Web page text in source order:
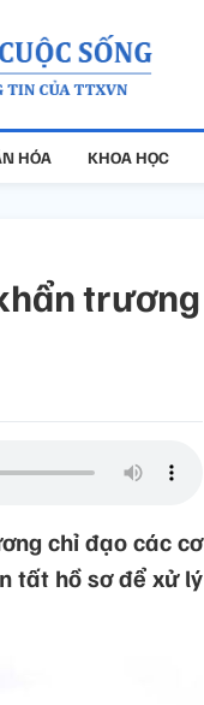
HÓA KHOA HỌC
trương
chỉ đạo các cơ
tất hồ sơ để xử lý